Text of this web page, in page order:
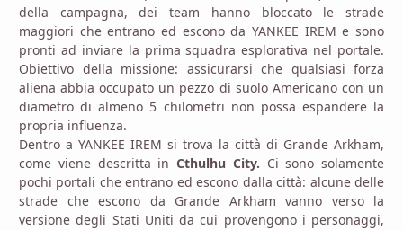
della campagna, dei team hanno bloccato le strade
maggiori che entrano ed escono da YANKEE IREM e sono
pronti ad inviare la prima squadra esplorativa nel portale.
Obiettivo della missione: assicurarsi che qualsiasi forza
aliena abbia occupato un pezzo di suolo Americano con un
diametro di almeno 5 chilometri non possa espandere la
propria influenza.
Dentro a YANKEE IREM si trova la città di Grande Arkham,
come viene descritta in Cthulhu City. Ci sono solamente
pochi portali che entrano ed escono dalla città: alcune delle
strade che escono da Grande Arkham vanno verso la
versione degli Stati Uniti da cui provengono i personaggi,